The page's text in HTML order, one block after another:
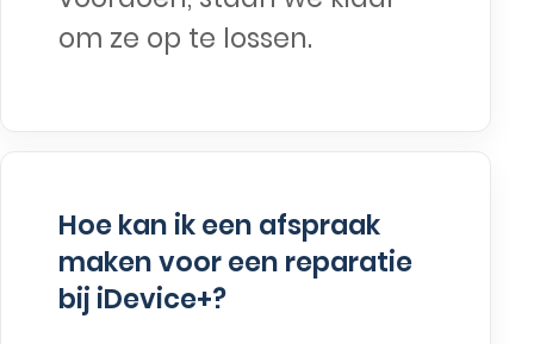
om ze op te lossen.
Hoe kan ik een afspraak
maken voor een reparatie
bij iDevice+?